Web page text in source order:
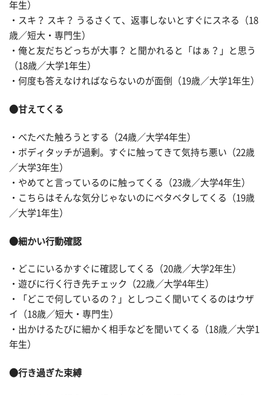
年生）
・スキ？ スキ？ うるさくて、返事しないとすぐにスネる（18
歳／短大・専門生）
・俺と友だちどっちが大事？ と聞かれると「はぁ？」と思う
（18歳／大学1年生）
・何度も答えなければならないのが面倒（19歳／大学1年生）
●甘えてくる
・べたべた触ろうとする（24歳／大学4年生）
・ボディタッチが過剰。すぐに触ってきて気持ち悪い（22歳
／大学3年生）
・やめてと言っているのに触ってくる（23歳／大学4年生）
・こちらはそんな気分じゃないのにベタベタしてくる（19歳
／大学1年生）
●細かい行動確認
・どこにいるかすぐに確認してくる（20歳／大学2年生）
・遊びに行く行き先チェック（22歳／大学4年生）
・「どこで何しているの？」としつこく聞いてくるのはウザ
イ（18歳／短大・専門生）
・出かけるたびに細かく相手などを聞いてくる（18歳／大学1
年生）
●行き過ぎた束縛